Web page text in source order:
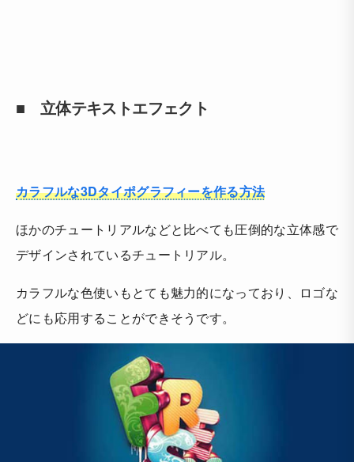
■ 立体テキストエフェクト
カラフルな3Dタイポグラフィーを作る方法
ほかのチュートリアルなどと比べても圧倒的な立体感で
デザインされているチュートリアル。
カラフルな色使いもとても魅力的になっており、ロゴな
どにも応用することができそうです。